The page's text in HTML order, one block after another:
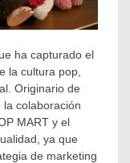
ha capturado el
la cultura pop,
Originario de
colaboración
MART y el
ya que
de marketing